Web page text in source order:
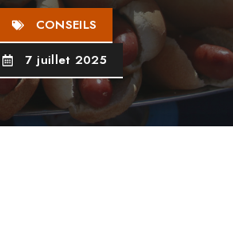
CONSEILS
7 juillet 2025